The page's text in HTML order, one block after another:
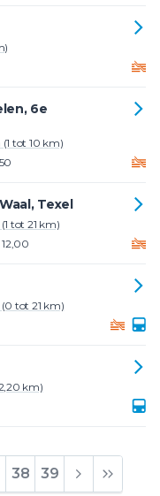
6e
tot 10 km)
Texel
tot 21 km)
tot 21 km)
km)
38 39